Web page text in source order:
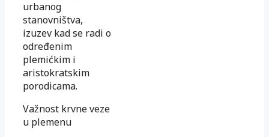
urbanog
stanovništva,
izuzev kad se radi o
određenim
plemićkim i
aristokratskim
porodicama.
Važnost krvne veze
u plemenu